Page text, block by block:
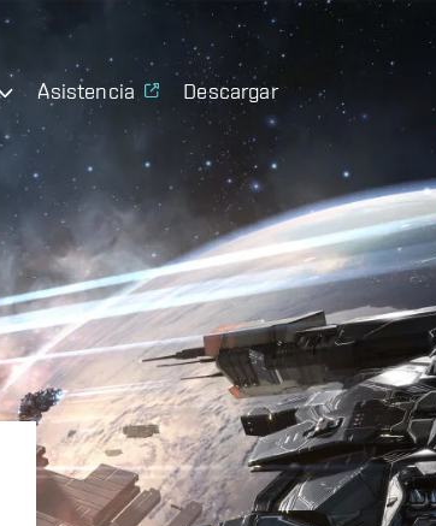
Asistencia Descargar